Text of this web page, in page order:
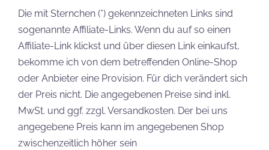
Die mit Sternchen (*) gekennzeichneten Links sind
sogenannte Affiliate-Links. Wenn du auf so einen
Affiliate-Link klickst und über diesen Link einkaufst,
bekomme ich von dem betreffenden Online-Shop
oder Anbieter eine Provision. Für dich verändert sich
der Preis nicht. Die angegebenen Preise sind inkl.
MwSt. und ggf. zzgl. Versandkosten. Der bei uns
angegebene Preis kann im angegebenen Shop
zwischenzeitlich höher sein